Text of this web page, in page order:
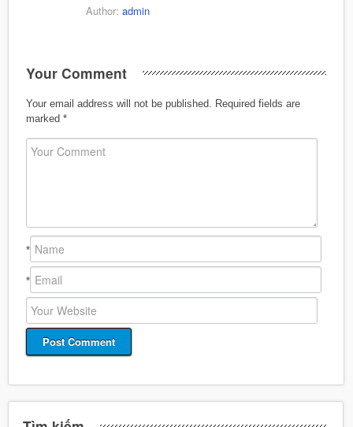
Author: admin
Your Comment
Your email address will not be published.
Required fields are
marked *
*
*